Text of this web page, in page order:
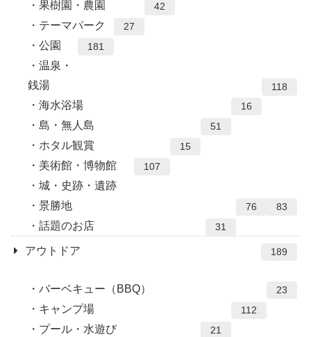
果樹園・農園 42
テーマパーク 27
公園 181
温泉・
銭湯
118
海水浴場 16
島・無人島 51
ホタル観賞 15
美術館・博物館 107
城・史跡・遺跡
83
景勝地 76
話題のお店 31
アウトドア 189
バーベキュー（BBQ） 23
キャンプ場 112
プール・水遊び 21